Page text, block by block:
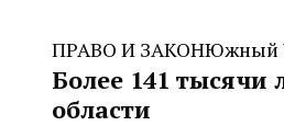
ПРАВО И ЗАКОНЮжный
Более 141 тысячи
области